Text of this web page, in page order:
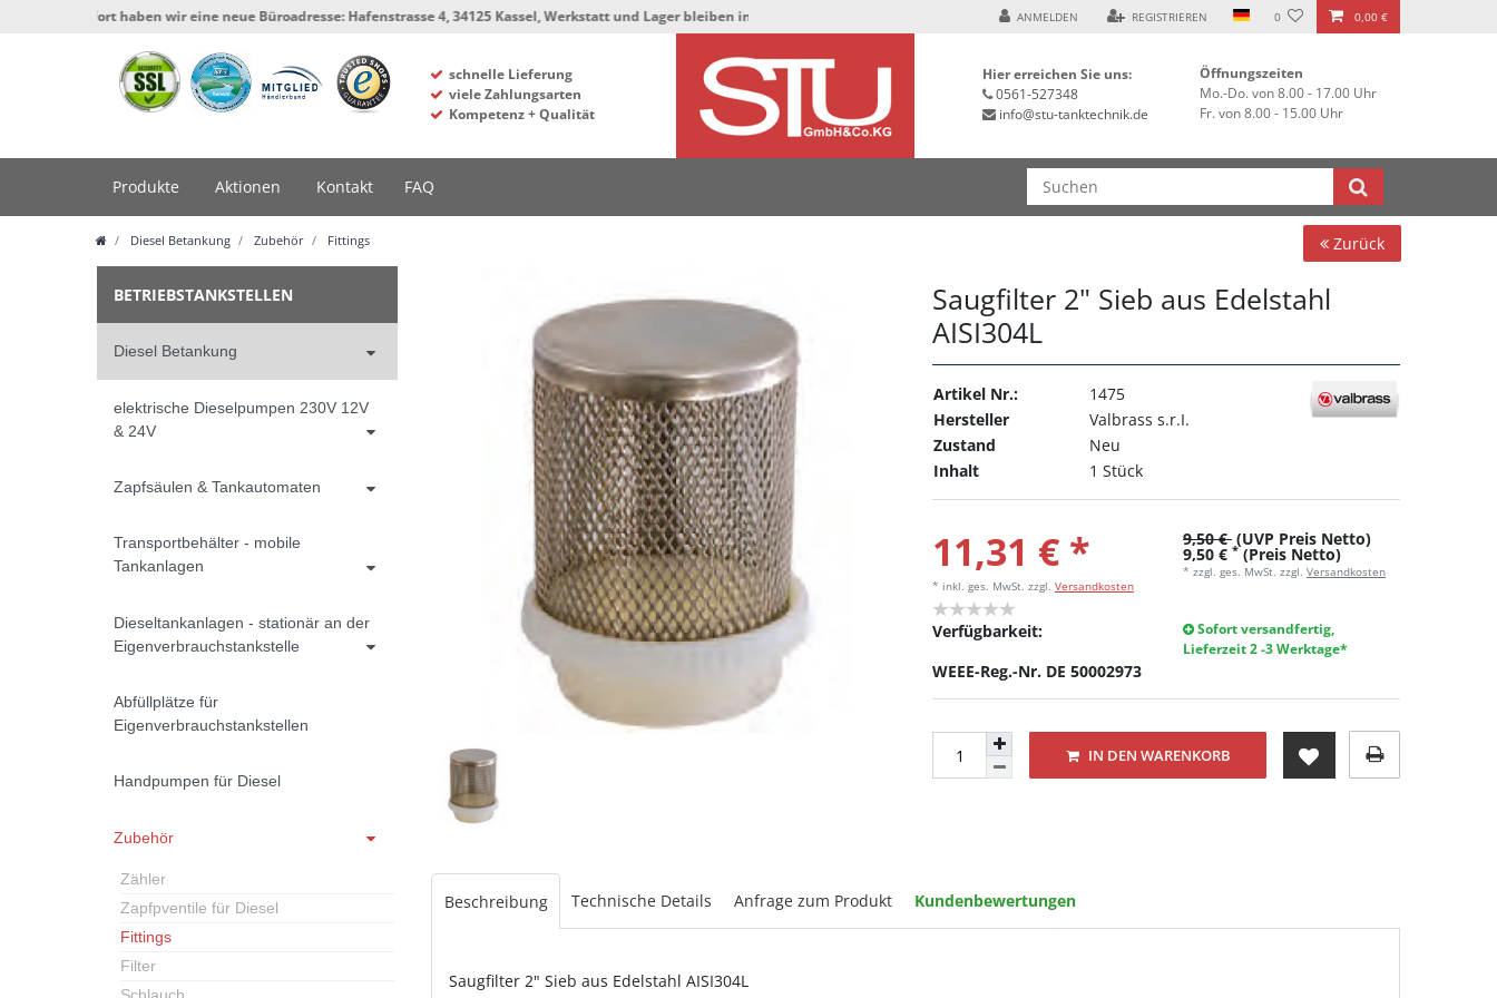
sofort haben wir eine neue Büroadresse: Hafenstrasse 4, 34125 Kassel, Werkstatt und Lager bleiben in der Hafenstrasse 76, 34125 Kassel *** ANMELDEN REGISTRIEREN 0 0,00 €
schnelle Lieferung
viele Zahlungsarten
Kompetenz + Qualität
Hier erreichen Sie uns:
0561-527348
info@stu-tanktechnik.de
Öffnungszeiten
Mo.-Do. von 8.00 - 17.00 Uhr
Fr. von 8.00 - 15.00 Uhr
Produkte Aktionen Kontakt FAQ
Diesel Betankung Zubehör Fittings Zurück
BETRIEBSTANKSTELLEN
Diesel Betankung
elektrische Dieselpumpen 230V 12V
& 24V
Zapfsäulen & Tankautomaten
Transportbehälter - mobile
Tankanlagen
Dieseltankanlagen - stationär an der
Eigenverbrauchstankstelle
Abfüllplätze für
Eigenverbrauchstankstellen
Handpumpen für Diesel
Zubehör
Zähler
Zapfpventile für Diesel
Fittings
Filter
Saugfilter 2" Sieb aus Edelstahl
AISI304L
Artikel Nr.:
1475
Hersteller
Valbrass s.r.I.
Zustand
Neu
Inhalt
1 Stück
11,31 € *
* inkl. ges. MwSt. zzgl. Versandkosten
9,50 € (UVP Preis Netto)
9,50 € * (Preis Netto)
* zzgl. ges. MwSt. zzgl. Versandkosten
Verfügbarkeit:
Sofort versandfertig,
Lieferzeit 2 -3 Werktage*
WEEE-Reg.-Nr. DE 50002973
IN DEN WARENKORB
Beschreibung Technische Details Anfrage zum Produkt Kundenbewertungen
Saugfilter 2" Sieb aus Edelstahl AISI304L